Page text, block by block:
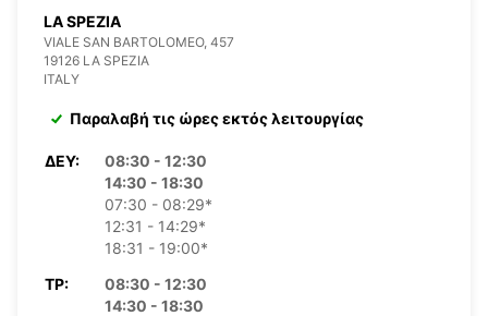
LA SPEZIA
VIALE SAN BARTOLOMEO, 457
19126 LA SPEZIA
ITALY
Παραλαβή τις ώρες εκτός λειτουργίας
ΔΕΥ:
08:30 - 12:30
14:30 - 18:30
07:30 - 08:29*
12:31 - 14:29*
18:31 - 19:00*
ΤΡ:
08:30 - 12:30
14:30 - 18:30